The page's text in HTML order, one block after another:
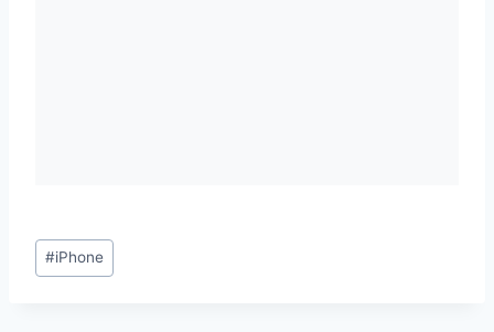
Étiquettes
de
#iPhone